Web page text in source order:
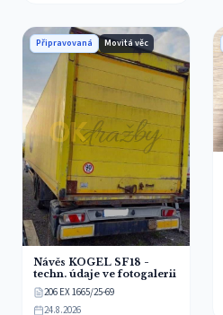
Připravovaná Movitá věc
Návěs KÖGEL SF18 -
techn. údaje ve fotogalerii
206 EX 1665/25-69
24.8.2026